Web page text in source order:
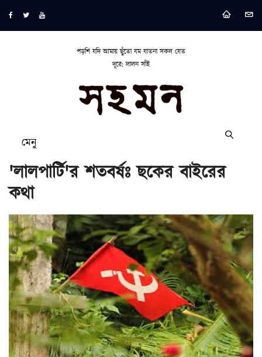
পড়শি যদি আমায় ছুঁতো যম যাতনা সকল যেত
দূরে: লালন সাঁই
মেনু
'লালপার্টি'র শতবর্ষঃ ছকের বাইরের
কথা